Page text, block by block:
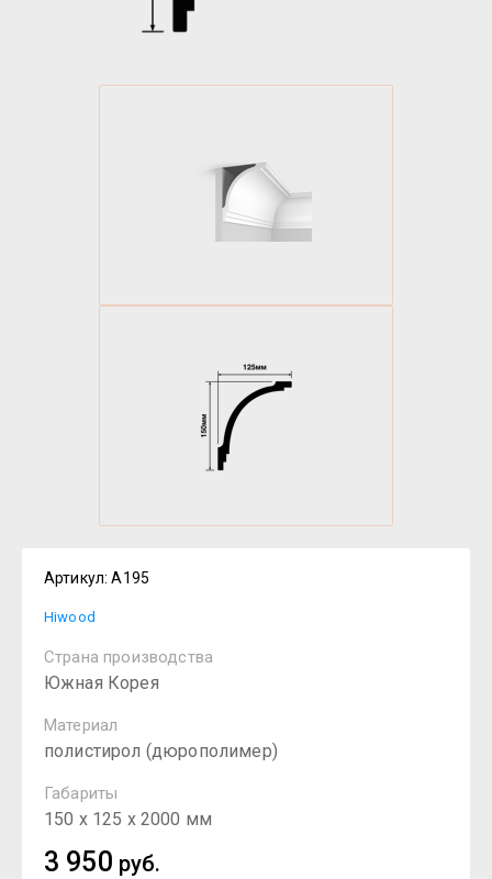
Артикул: A195
Hiwood
Страна производства
Южная Корея
Материал
полистирол (дюрополимер)
Габариты
150 х 125 х 2000 мм
3 950 руб.